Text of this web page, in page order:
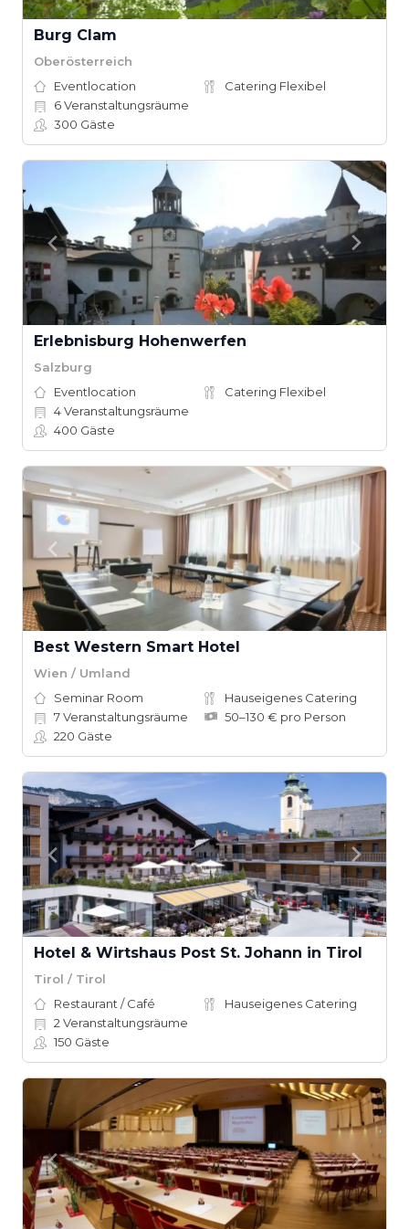
Burg Clam
Oberösterreich
Eventlocation
Catering Flexibel
6Veranstaltungsräume
300 Gäste
Erlebnisburg Hohenwerfen
Salzburg
Eventlocation
Catering Flexibel
4Veranstaltungsräume
400 Gäste
Best Western Smart Hotel
Wien / Umland
Seminar Room
Hauseigenes Catering
7Veranstaltungsräume
50–130 € pro Person
220 Gäste
Hotel & Wirtshaus Post St. Johann in Tirol
Tirol / Tirol
Restaurant / Café
Hauseigenes Catering
2 Veranstaltungsräume
150 Gäste